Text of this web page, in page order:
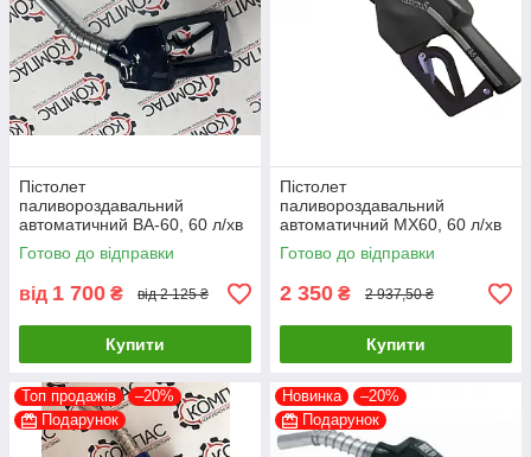
Пістолет
паливороздавальний
автоматичний BA-60, 60 л/хв
(з відсікачем)
Готово до відправки
від 1 700 ₴ від 2 125 ₴
Купити
Пістолет
паливороздавальний
автоматичний МХ60, 60 л/хв
(з відсікачем)
Готово до відправки
2 350 ₴ 2 937,50 ₴
Купити
Топ продажів
–20%
Подарунок
Новинка
–20%
Подарунок